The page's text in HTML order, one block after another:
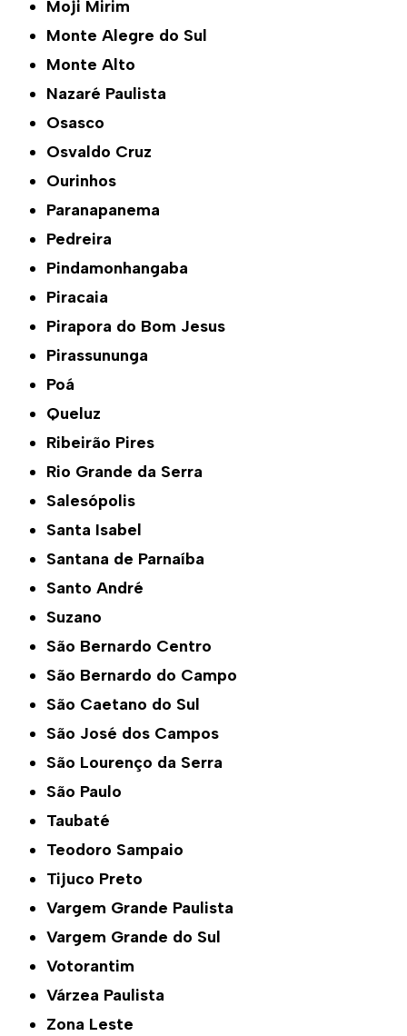
Moji Mirim
Monte Alegre do Sul
Monte Alto
Nazaré Paulista
Osasco
Osvaldo Cruz
Ourinhos
Paranapanema
Pedreira
Pindamonhangaba
Piracaia
Pirapora do Bom Jesus
Pirassununga
Poá
Queluz
Ribeirão Pires
Rio Grande da Serra
Salesópolis
Santa Isabel
Santana de Parnaíba
Santo André
Suzano
São Bernardo Centro
São Bernardo do Campo
São Caetano do Sul
São José dos Campos
São Lourenço da Serra
São Paulo
Taubaté
Teodoro Sampaio
Tijuco Preto
Vargem Grande Paulista
Vargem Grande do Sul
Votorantim
Várzea Paulista
Zona Leste